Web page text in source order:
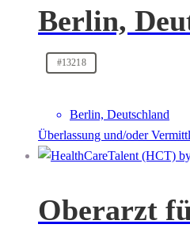
Berlin,
#13218
Berlin, Deutschland
Überlassung und/oder
Oberarzt